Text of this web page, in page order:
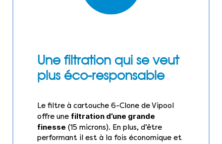
Une filtration qui se veut
plus éco-responsable
Le filtre à cartouche 6-Clone de Vipool
offre une filtration d’une grande
finesse (15 microns). En plus, d’être
performant il est à la fois économique et